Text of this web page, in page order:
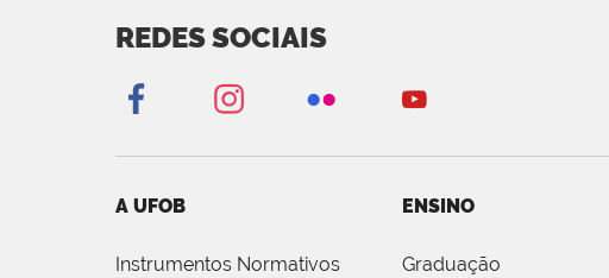
REDES SOCIAIS
A UFOB
Instrumentos Normativos
ENSINO
Graduação